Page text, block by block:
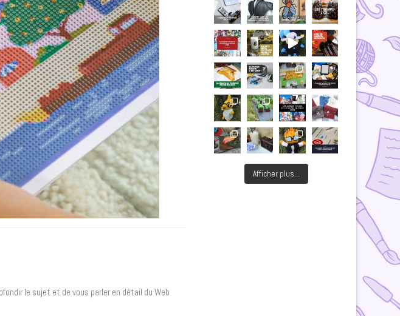
le sujet et de vous parler en détail du Web
Afficher plus...